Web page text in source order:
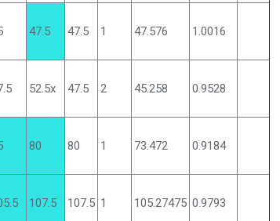
47.5 47.5 1 47.576 1.0016
52.5x 47.5 2 45.258 0.9528
80 80 1 73.472 0.9184
107.5 107.5 1 105.27475 0.9793